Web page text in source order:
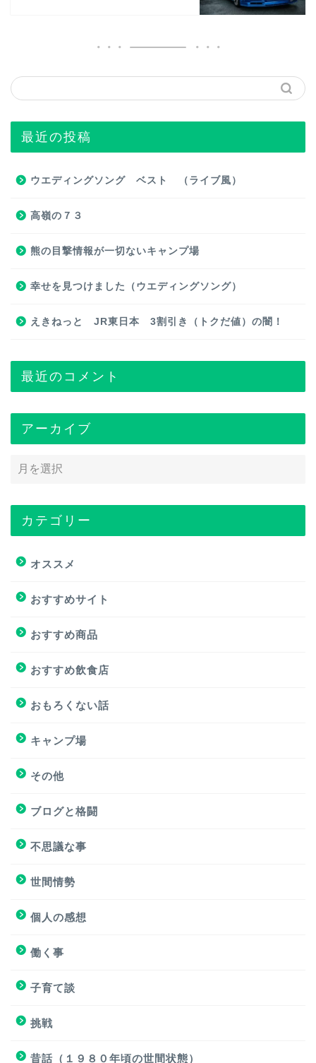
最近の投稿
ウエディングソング ベスト （ライブ風）
高嶺の７３
熊の目撃情報が一切ないキャンプ場
幸せを見つけました（ウエディングソング）
えきねっと JR東日本 3割引き（トクだ値）の闇！
最近のコメント
アーカイブ
カテゴリー
オススメ
おすすめサイト
おすすめ商品
おすすめ飲食店
おもろくない話
キャンプ場
その他
ブログと格闘
不思議な事
世間情勢
個人の感想
働く事
子育て談
挑戦
昔話（１９８０年頃の世間状態）おもろくない話